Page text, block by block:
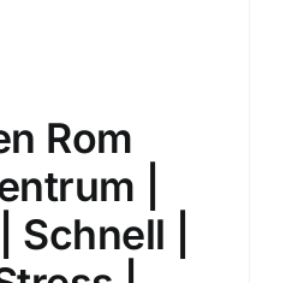
Rom
|
|